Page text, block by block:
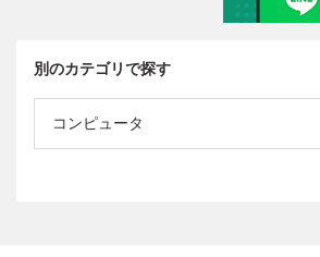
別のカテゴリで探す
コンピュータ